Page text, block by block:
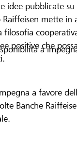
idee pubblicate
mette
filosofia
positive che
a
a favore
Banche